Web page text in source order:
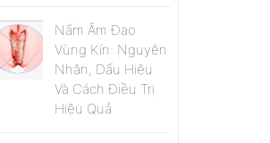
Nấm Âm Đạo
Vùng Kín: Nguyên
Nhân, Dấu Hiệu
Và Cách Điều Trị
Hiệu Quả